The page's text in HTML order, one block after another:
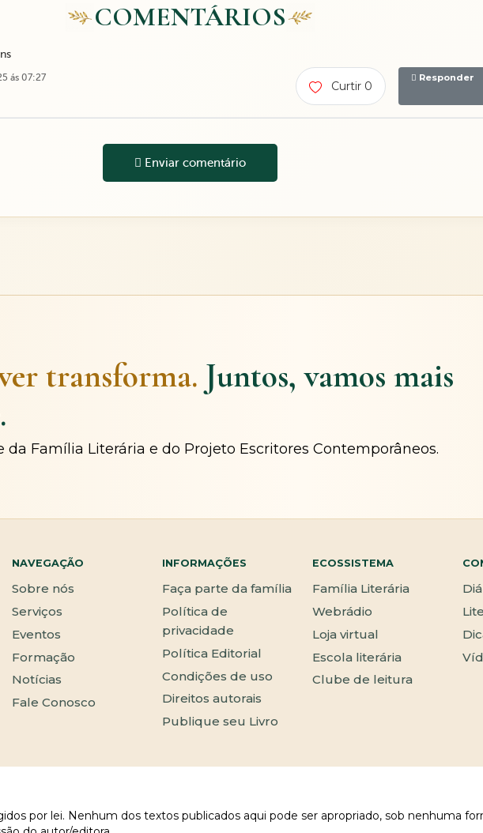
COMENTÁRIOS
ás 07:27
Curtir 0
Responder
Enviar comentário
transforma. Juntos, vamos mais
da Família Literária e do Projeto Escritores Contemporâneos.
NAVEGAÇÃO
Sobre nós
Serviços
Eventos
Formação
Notícias
Fale Conosco
INFORMAÇÕES
Faça parte da família
Política de
privacidade
Política Editorial
Condições de uso
Direitos autorais
Publique seu Livro
ECOSSISTEMA
Família Literária
Webrádio
Loja virtual
Escola literária
Clube de leitura
por lei. Nenhum dos textos publicados aqui pode ser apropriado, sob nenhuma